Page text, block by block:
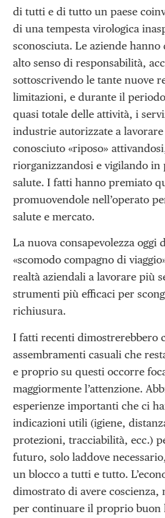
di tutti e di tutto un paese
di una tempesta virologica
sconosciuta. Le aziende
alto senso di responsabilità,
sottoscrivendo le tante nuove
limitazioni, e durante il
quasi totale delle attività, i
industrie autorizzate a
conosciuto «riposo»
riorganizzandosi e vigilando in
salute. I fatti hanno premiato
promuovendole nell’operato
salute e mercato.
La nuova consapevolezza oggi
«scomodo compagno di
realtà aziendali a lavorare più
strumenti più efficaci per
richiusura.
I fatti recenti dimostrerebbero
assembramenti casuali che
e proprio su questi occorre
maggiormente l’attenzione.
esperienze importanti che ci
indicazioni utili (igiene,
protezioni, tracciabilità, ecc.)
futuro, solo laddove
un blocco a tutti e tutto.
dimostrato di avere coscienza,
per continuare il proprio buon